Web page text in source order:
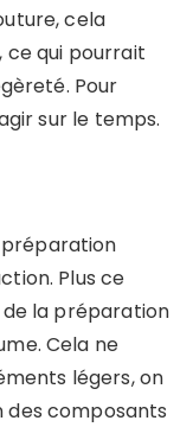
cela
qui pourrait
Pour
sur le temps.
Plus ce
la préparation
Cela ne
légers, on
des composants